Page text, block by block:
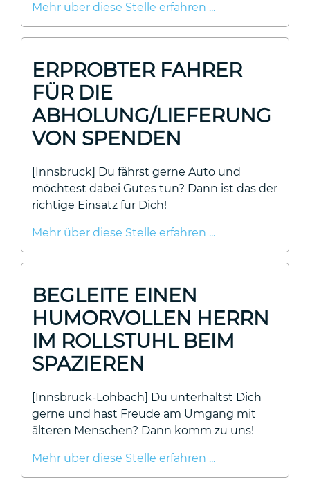
Mehr über diese Stelle erfahren ...
ERPROBTER FAHRER
FÜR DIE
ABHOLUNG/LIEFERUNG
VON SPENDEN
[Innsbruck] Du fährst gerne Auto und
möchtest dabei Gutes tun? Dann ist das der
richtige Einsatz für Dich!
Mehr über diese Stelle erfahren ...
BEGLEITE EINEN
HUMORVOLLEN HERRN
IM ROLLSTUHL BEIM
SPAZIEREN
[Innsbruck-Lohbach] Du unterhältst Dich
gerne und hast Freude am Umgang mit
älteren Menschen? Dann komm zu uns!
Mehr über diese Stelle erfahren ...